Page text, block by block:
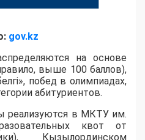
gov.kz
на основе
выше 100 баллов),
побед в олимпиадах,
абитуриентов.
реализуются в МКТУ им.
квот от
Кызылординском